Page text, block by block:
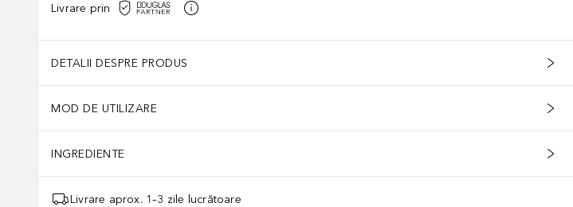
Livrare prin
DETALII DESPRE PRODUS
MOD DE UTILIZARE
INGREDIENTE
Livrare aprox. 1–3 zile lucrătoare